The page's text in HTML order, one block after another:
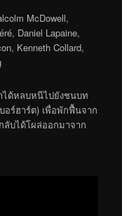
McDowell,
Daniel Lapaine,
Kenneth Collard,
ได้หลบหนีไปยังชนบท
ร์ฮาร์ต) เพื่อพักฟื้นจาก
บได้โผล่ออกมาจาก